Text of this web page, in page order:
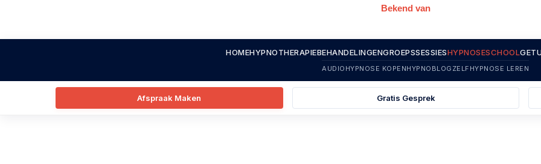
Bekend van
HOMEHYPNOTHERAPIEBEHANDELINGENGROEPSSESSIESHYPNOSESCHOOL
AUDIOHYPNOSE KOPENHYPNOBLOG ZELFHYPNOSE LEREN
Afspraak Maken Gratis Gesprek